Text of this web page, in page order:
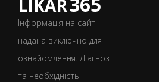
LIKAR
Інформація на сайті
надана виключно для
ознайомлення. Діагноз
та необхідність